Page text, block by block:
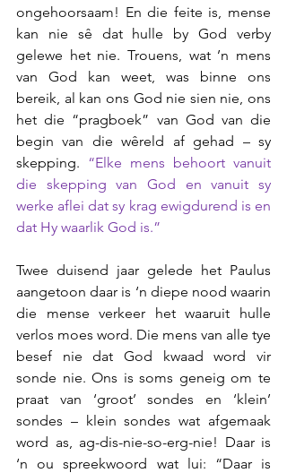
ongehoorsaam! En die feite is, mense
kan nie sê dat hulle by God verby
gelewe het nie. Trouens, wat ’n mens
van God kan weet, was binne ons
bereik, al kan ons God nie sien nie, ons
het die “pragboek” van God van die
begin van die wêreld af gehad – sy
skepping. “Elke mens behoort vanuit
die skepping van God en vanuit sy
werke aflei dat sy krag ewigdurend is en
dat Hy waarlik God is.”
Twee duisend jaar gelede het Paulus
aangetoon daar is ‘n diepe nood waarin
die mense verkeer het waaruit hulle
verlos moes word. Die mens van alle tye
besef nie dat God kwaad word vir
sonde nie. Ons is soms geneig om te
praat van ‘groot’ sondes en ‘klein’
sondes – klein sondes wat afgemaak
word as, ag-dis-nie-so-erg-nie! Daar is
‘n ou spreekwoord wat lui: “Daar is